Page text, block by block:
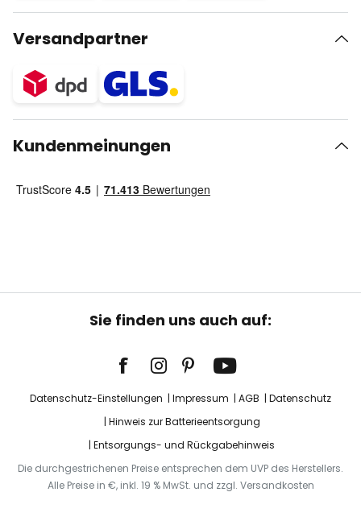
Versandpartner
Kundenmeinungen
Sie finden uns auch auf:
Datenschutz-Einstellungen Impressum AGB
Datenschutz
Hinweis zur Batterieentsorgung
Entsorgungs- und Rückgabehinweis
Die durchgestrichenen Preise entsprechen dem UVP des Herstellers.
Alle Preise in €, inkl. 19 % MwSt. und zzgl. Versandkosten